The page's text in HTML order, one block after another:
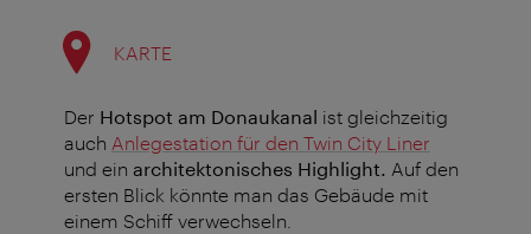
KARTE
Der Hotspot am Donaukanal ist gleichzeitig
auch Anlegestation für den Twin City Liner
und ein architektonisches Highlight. Auf den
ersten Blick könnte man das Gebäude mit
einem Schiff verwechseln.